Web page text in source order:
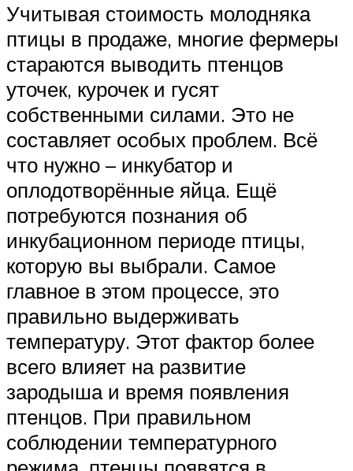
Учитывая стоимость молодняка
птицы в продаже, многие фермеры
стараются выводить птенцов
уточек, курочек и гусят
собственными силами. Это не
составляет особых проблем. Всё
что нужно – инкубатор и
оплодотворённые яйца. Ещё
потребуются познания об
инкубационном периоде птицы,
которую вы выбрали. Самое
главное в этом процессе, это
правильно выдерживать
температуру. Этот фактор более
всего влияет на развитие
зародыша и время появления
птенцов. При правильном
соблюдении температурного